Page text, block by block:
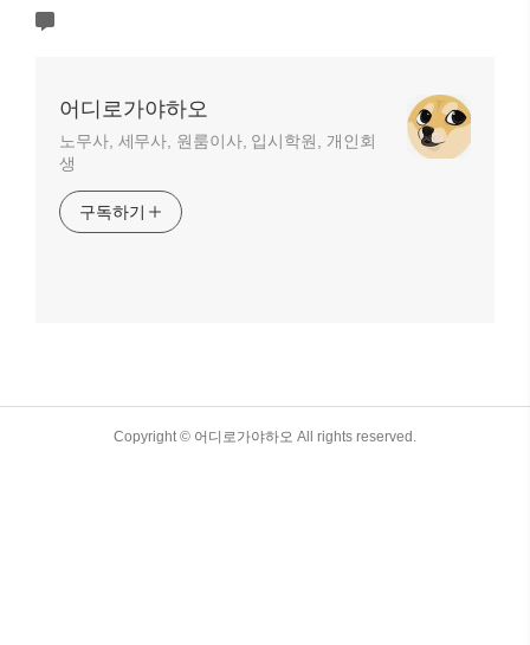
어디로가야하오
노무사, 세무사, 원룸이사, 입시학원, 개인회
생
구독하기
Copyright © 어디로가야하오 All rights reserved.
TistoryWhaleSkin3.4